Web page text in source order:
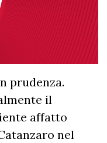
prudenza.
il
affatto
nel